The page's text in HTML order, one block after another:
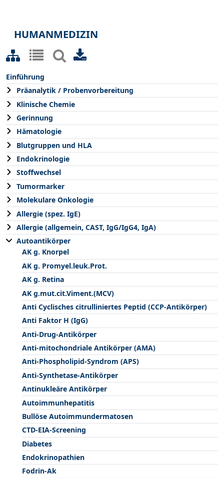
HUMANMEDIZIN
Einführung
Präanalytik / Probenvorbereitung
Klinische Chemie
Gerinnung
Hämatologie
Blutgruppen und HLA
Endokrinologie
Stoffwechsel
Tumormarker
Molekulare Onkologie
Allergie (spez. IgE)
Allergie (allgemein, CAST, IgG/IgG4, IgA)
Autoantikörper
AK g. Knorpel
AK g. Promyel.leuk.Prot.
AK g. Retina
AK g.mut.cit.Viment.(MCV)
Anti Cyclisches citrulliniertes Peptid (CCP-Antikörper)
Anti Faktor H (IgG)
Anti-Drug-Antikörper
Anti-mitochondriale Antikörper (AMA)
Anti-Phospholipid-Syndrom (APS)
Anti-Synthetase-Antikörper
Antinukleäre Antikörper
Autoimmunhepatitis
Bullöse Autoimmundermatosen
CTD-EIA-Screening
Diabetes
Endokrinopathien
Fodrin-Ak